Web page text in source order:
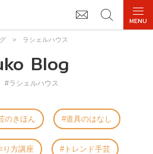
> ラシェルハウス
Blog
#ラシェルハウス
のきほん 道具のはなし
り方講座 トレンド手芸